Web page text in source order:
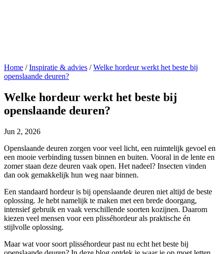
Home / Inspiratie & advies / Welke hordeur werkt het beste bij
openslaande deuren?
Welke hordeur werkt het beste bij
openslaande deuren?
Jun 2, 2026
Openslaande deuren zorgen voor veel licht, een ruimtelijk gevoel en
een mooie verbinding tussen binnen en buiten. Vooral in de lente en
zomer staan deze deuren vaak open. Het nadeel? Insecten vinden
dan ook gemakkelijk hun weg naar binnen.
Een standaard hordeur is bij openslaande deuren niet altijd de beste
oplossing. Je hebt namelijk te maken met een brede doorgang,
intensief gebruik en vaak verschillende soorten kozijnen. Daarom
kiezen veel mensen voor een plisséhordeur als praktische én
stijlvolle oplossing.
Maar wat voor soort plisséhordeur past nu echt het beste bij